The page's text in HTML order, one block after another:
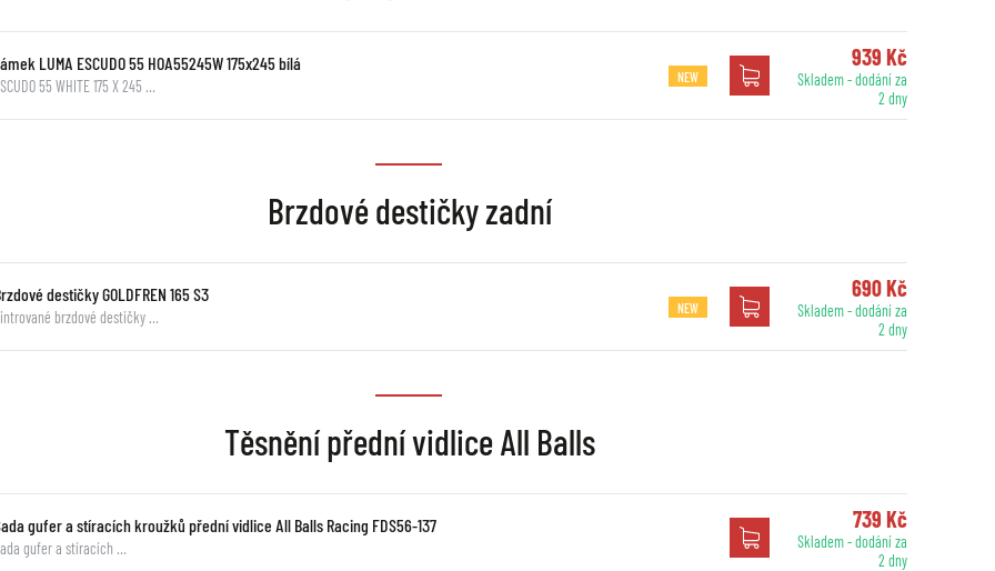
LUMA ESCUDO 55 HOA55245W 175x245 bílá
55 WHITE 175 X 245 … NEW
939 Kč
Skladem - dodání za
2 dny
Brzdové destičky zadní
destičky GOLDFREN 165 S3
brzdové destičky … NEW
690 Kč
Skladem - dodání za
2 dny
Těsnění přední vidlice All Balls
gufer a stíracích kroužků přední vidlice All Balls Racing FDS56-137
gufer a stíracích …
739 Kč
Skladem - dodání za
2 dny